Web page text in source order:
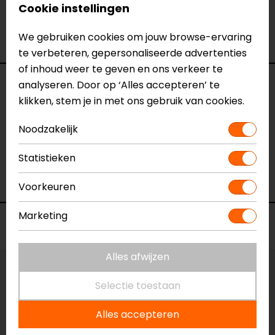
Honda NC 750X (2015 - 2018)
Specificaties
(2015 - 2018)
Merk
Barracuda
Kleur
N.v.t.
Voorraad
Vestiging Apeldoorn
Niet op voorraad
Cookie instellingen
We gebruiken cookies om jouw browse-ervaring
te verbeteren, gepersonaliseerde advertenties
of inhoud weer te geven en ons verkeer te
analyseren. Door op ‘Alles accepteren’ te
klikken, stem je in met ons gebruik van cookies.
Noodzakelijk
Statistieken
Voorkeuren
Marketing
Alles afwijzen
Selectie toestaan
Alles accepteren